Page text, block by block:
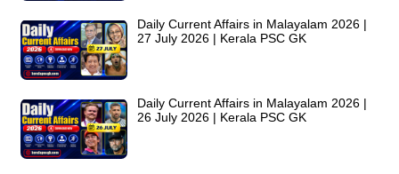
Daily Current Affairs in Malayalam 2026 |
27 July 2026 | Kerala PSC GK
Daily Current Affairs in Malayalam 2026 |
26 July 2026 | Kerala PSC GK